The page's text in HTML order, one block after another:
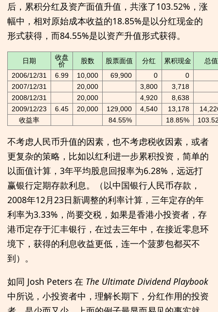
后，累积分红及资产面值升值，共涨了103.52%，涨
幅中，相对原始成本收益的18.85%是以分红现金的
形式获得，而84.55%是以资产升值形式获得。
日期 收盘
价 股数 股票面值 分红 累积现金 总值
2006/12/31 6.99 10,000 69,900 0
0
2007/12/31
20,000 3,800
3,718
2008/12/31
20,000 4,920
8,638
2009/12/23
6.45 20,000 129,000 4,540 13,178
收益率
84.55% 18.85%
不考虑人民币升值的因素，也不考虑税收因素，或者
更复杂的策略，比如以红利进一步累积投资，简单的
以面值计算，3年平均股息回报率为6.28%，远远打
赢银行定期存款利息。（以中国银行人民币存款，
2008年12月23日新调整的利率计算，三年定存的年
利率为3.33%，尚要交税，如果是香港小投资者，存
港币定存于汇丰银行，在过去三年中，在接近零息环
境下，获得的利息收益更低，连一个菠萝包都买不
到）。
如同 Josh Peters 在 The Ultimate Dividend Playbook
中所说，小投资者中，理解长期下，分红作用的投资